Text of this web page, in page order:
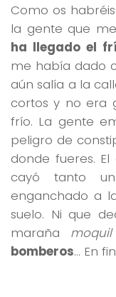
Como os
la gente que
ha llegado el
me había dado
aún salía a la
cortos y no era
frío. La gente
peligro de
donde fueres.
cayó tanto
enganchado a
suelo. Ni que
maraña moquil
bomberos… En